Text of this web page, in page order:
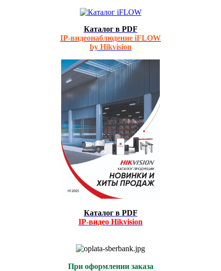
Каталог в PDF
IP-видеонаблюдение iFLOW
by Hikvision
Каталог в PDF
IP-видео Hikvision
При оформлении заказа